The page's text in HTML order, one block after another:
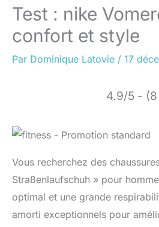
Test : nike
confort et style
Par Dominique Latovie / 17
4.9/5 -
Vous recherchez des
Straßenlaufschuh » pour
optimal et une grande
amorti exceptionnels pour